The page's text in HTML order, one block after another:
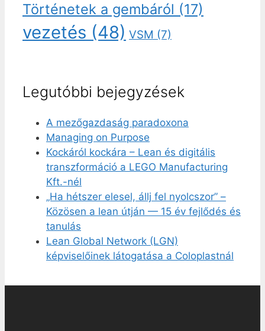
Történetek a gembáról (17)
vezetés (48) VSM (7)
Legutóbbi bejegyzések
A mezőgazdaság paradoxona
Managing on Purpose
Kockáról kockára – Lean és digitális
transzformáció a LEGO Manufacturing
Kft.-nél
„Ha hétszer elesel, állj fel nyolcszor” –
Közösen a lean útján — 15 év fejlődés és
tanulás
Lean Global Network (LGN)
képviselőinek látogatása a Coloplastnál